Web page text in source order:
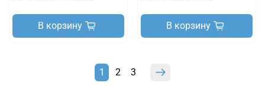
В корзину В корзину
1 2 3